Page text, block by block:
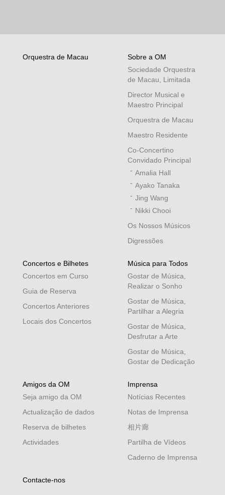
Orquestra de Macau
Sobre a OM
Sociedade Orquestra
de Macau, Limitada
Director Musical e
Maestro Principal
Orquestra de Macau
Maestro Residente
Co-Concertino
Convidado Principal
Amalia Hall
Ayako Tanaka
Jing Wang
Nikki Chooi
Os Nossos Músicos
Digressões
Concertos e Bilhetes
Concertos em Curso
Guia de Reserva
Concertos Anteriores
Locais dos Concertos
Música para Todos
Gostar de Música,
Realizar o Sonho
Gostar de Música,
Partilhar a Alegria
Gostar de Música,
Desfrutar a Arte
Gostar de Música,
Gostar de Dedicação
Amigos da OM
Seja amigo da OM
Actualização de dados
Reserva de bilhetes
Actividades
Imprensa
Notícias Recentes
Notas de Imprensa
相片廊
Partilha de Vídeos
Caderno de Imprensa
Contacte-nos